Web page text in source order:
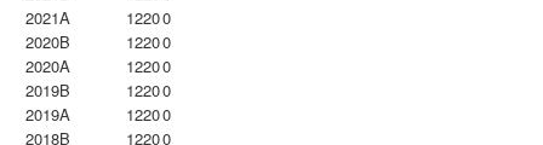
2021A
12200
2020B
12200
2020A
12200
2019B
12200
2019A
12200
2018B
12200